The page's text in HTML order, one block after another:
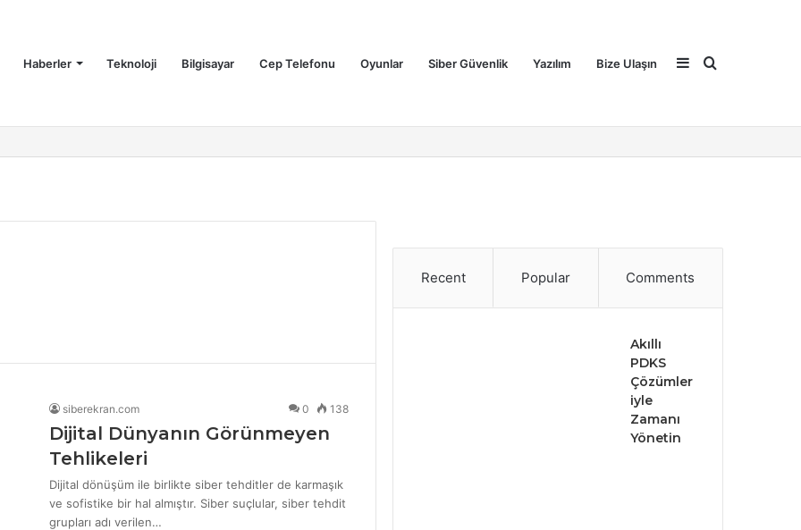
Haberler Teknoloji Bilgisayar Cep Telefonu Oyunlar Siber Güvenlik Yazılım Bize Ulaşın Search
Sidebar
siberekran.com 0 138
Dijital Dünyanın Görünmeyen
Tehlikeleri
Dijital dönüşüm ile birlikte siber tehditler de karmaşık
ve sofistike bir hal almıştır. Siber suçlular, siber tehdit
grupları adı verilen…
Recent Popular Comments
Akıllı
PDKS
Çözümler
iyle
Zamanı
Yönetin